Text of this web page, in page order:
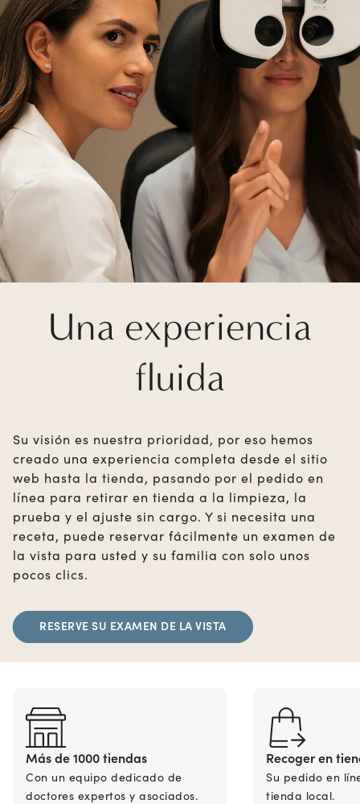
Una experiencia
fluida
Su visión es nuestra prioridad, por eso hemos
creado una experiencia completa desde el sitio
web hasta la tienda, pasando por el pedido en
línea para retirar en tienda a la limpieza, la
prueba y el ajuste sin cargo. Y si necesita una
receta, puede reservar fácilmente un examen de
la vista para usted y su familia con solo unos
pocos clics.
RESERVE SU EXAMEN DE LA VISTA
Más de 1000 tiendas
Con un equipo dedicado de
doctores expertos y asociados.
Recoger en
Su pedido en
tienda local.